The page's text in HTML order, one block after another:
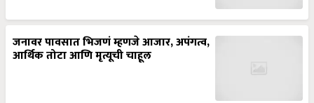
जनावर पावसात भिजणं म्हणजे आजार, अपंगत्व,
आर्थिक तोटा आणि मृत्यूची चाहूल